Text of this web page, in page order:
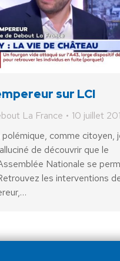
sur LCI
La France
10 juillet
comme citoyen,
de découvrir que le
Nationale se
les interventions